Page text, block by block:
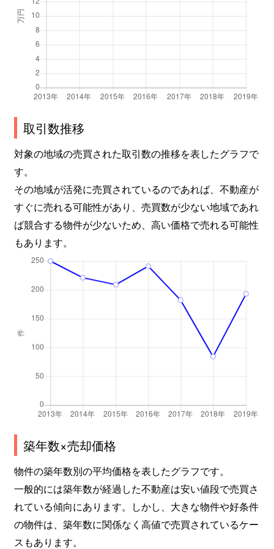
取引数推移
対象の地域の売買された取引数の推移を表したグラフで
す。
その地域が活発に売買されているのであれば、不動産が
すぐに売れる可能性があり、売買数が少ない地域であれ
ば競合する物件が少ないため、高い価格で売れる可能性
もあります。
築年数×売却価格
物件の築年数別の平均価格を表したグラフです。
一般的には築年数が経過した不動産は安い値段で売買さ
れている傾向にあります。しかし、大きな物件や好条件
の物件は、築年数に関係なく高値で売買されているケー
スもあります。